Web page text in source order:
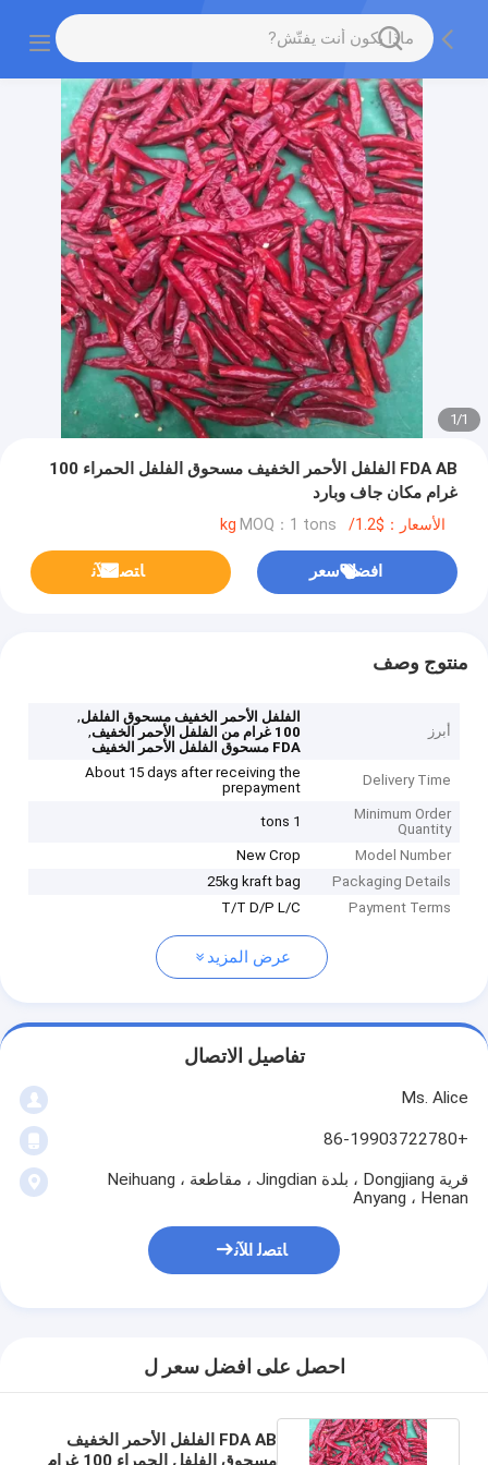
1
/
1
FDA AB الفلفل الأحمر الخفيف مسحوق الفلفل الحمراء 100
غرام مكان جاف وبارد
الأسعار：$1.2/kg MOQ：1 tons
افضل سعر ﺎﺘﺼﻟ ﺍﻶﻧ
منتوج وصف
أبرز
الفلفل الأحمر الخفيف مسحوق الفلفل,
100 غرام من الفلفل الأحمر الخفيف
,
FDA مسحوق الفلفل الأحمر الخفيف
Delivery Time
About 15 days after receiving the
prepayment
Minimum Order
Quantity
1 tons
Model Number
New Crop
Packaging Details
25kg kraft bag
Payment Terms
T/T D/P L/C
عرض المزيد
تفاصيل الاتصال
Ms. Alice
+86-19903722780
قرية Dongjiang ، بلدة Jingdian ، مقاطعة Neihuang ،
Anyang ، Henan
ﺎﺘﺼﻟ ﺍﻶﻧ
احصل على افضل سعر ل
FDA AB الفلفل الأحمر الخفيف
مسحوق الفلفل الحمراء 100 غرام